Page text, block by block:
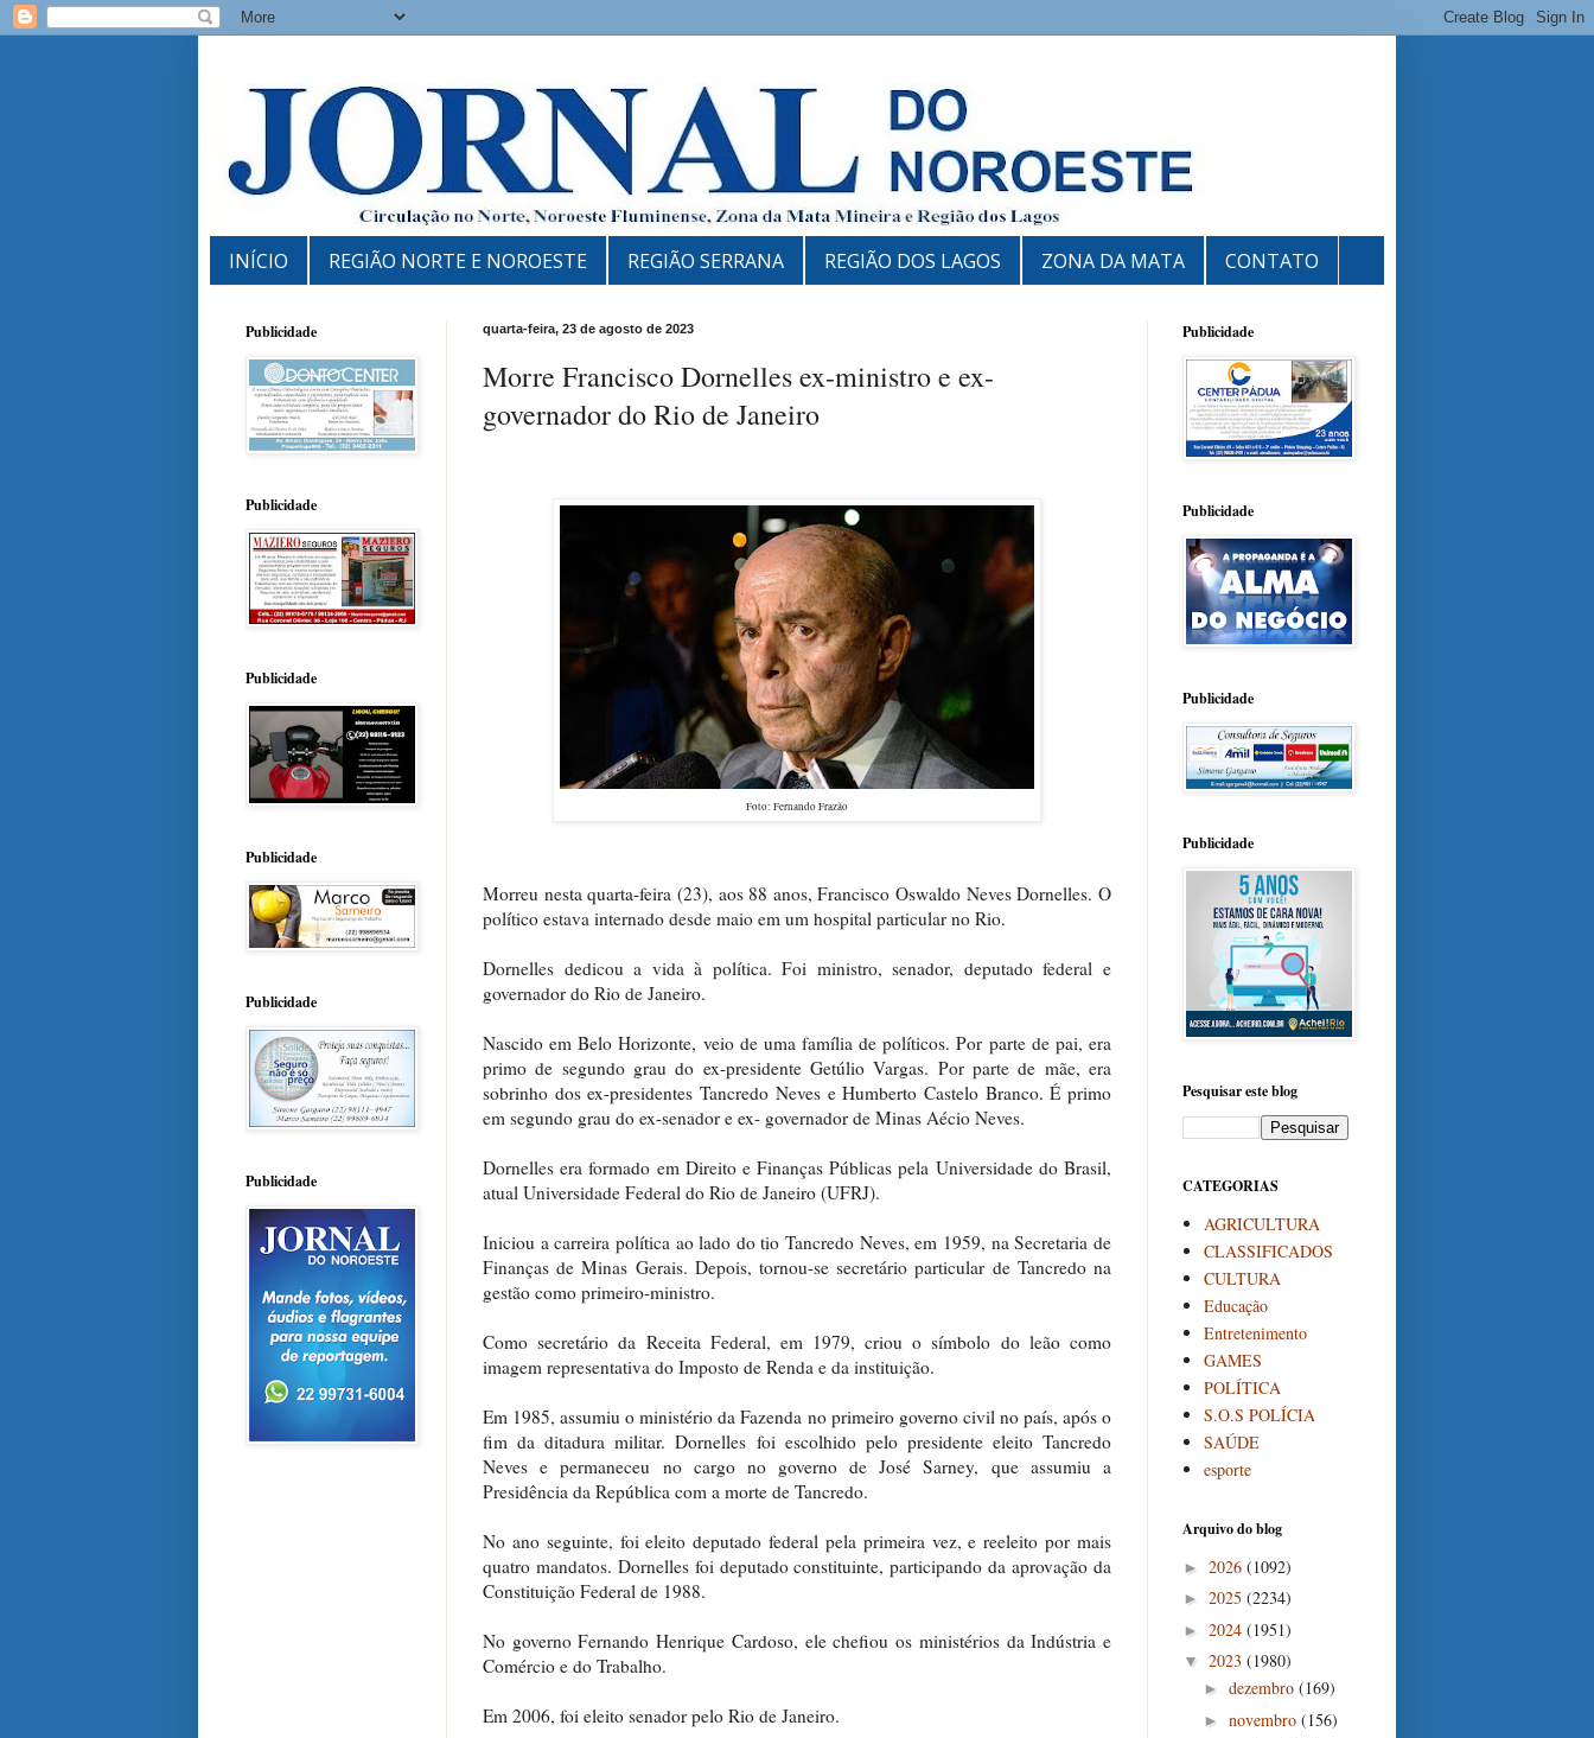
INÍCIO REGIÃO NORTE E NOROESTE REGIÃO SERRANA REGIÃO DOS LAGOS ZONA DA MATA CONTATO
quarta-feira, 23 de agosto de 2023
Morre Francisco Dornelles ex-ministro e ex-
governador do Rio de Janeiro
Foto: Fernando Frazão
Morreu nesta quarta-feira (23), aos 88 anos, Francisco Oswaldo Neves Dornelles. O
político estava internado desde maio em um hospital particular no Rio.
Dornelles dedicou a vida à política. Foi ministro, senador, deputado federal e
governador do Rio de Janeiro.
Nascido em Belo Horizonte, veio de uma família de políticos. Por parte de pai, era
primo de segundo grau do ex-presidente Getúlio Vargas. Por parte de mãe, era
sobrinho dos ex-presidentes Tancredo Neves e Humberto Castelo Branco. É primo
em segundo grau do ex-senador e ex- governador de Minas Aécio Neves.
Dornelles era formado em Direito e Finanças Públicas pela Universidade do Brasil,
atual Universidade Federal do Rio de Janeiro (UFRJ).
Iniciou a carreira política ao lado do tio Tancredo Neves, em 1959, na Secretaria de
Finanças de Minas Gerais. Depois, tornou-se secretário particular de Tancredo na
gestão como primeiro-ministro.
Como secretário da Receita Federal, em 1979, criou o símbolo do leão como
imagem representativa do Imposto de Renda e da instituição.
Em 1985, assumiu o ministério da Fazenda no primeiro governo civil no país, após o
fim da ditadura militar. Dornelles foi escolhido pelo presidente eleito Tancredo
Neves e permaneceu no cargo no governo de José Sarney, que assumiu a
Presidência da República com a morte de Tancredo.
No ano seguinte, foi eleito deputado federal pela primeira vez, e reeleito por mais
quatro mandatos. Dornelles foi deputado constituinte, participando da aprovação da
Constituição Federal de 1988.
No governo Fernando Henrique Cardoso, ele chefiou os ministérios da Indústria e
Comércio e do Trabalho.
Em 2006, foi eleito senador pelo Rio de Janeiro.
Publicidade
Publicidade
Publicidade
Publicidade
Publicidade
Publicidade
Publicidade
Publicidade
Publicidade
Publicidade
Pesquisar este blog
CATEGORIAS
AGRICULTURA
CLASSIFICADOS
CULTURA
Educação
Entretenimento
GAMES
POLÍTICA
S.O.S POLÍCIA
SAÚDE
esporte
Arquivo do blog
► 2026 (1092)
► 2025 (2234)
► 2024 (1951)
▼ 2023 (1980)
► dezembro (169)
► novembro (156)